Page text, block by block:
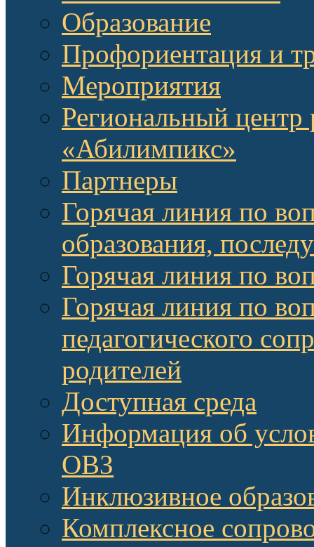
Образование
Профориентация и
Мероприятия
Региональный центр
«Абилимпикс»
Партнеры
Горячая линия по
образования,
Горячая линия по
Горячая линия по
педагогического
родителей
Доступная среда
Информация об
ОВЗ
Инклюзивное
Комплексное